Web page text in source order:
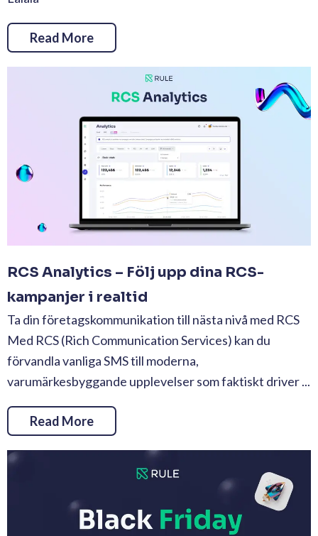
Read More
RCS Analytics – Följ upp dina RCS-
kampanjer i realtid
Ta din företagskommunikation till nästa nivå med RCS
Med RCS (Rich Communication Services) kan du
förvandla vanliga SMS till moderna,
varumärkesbyggande upplevelser som faktiskt driver ...
Read More